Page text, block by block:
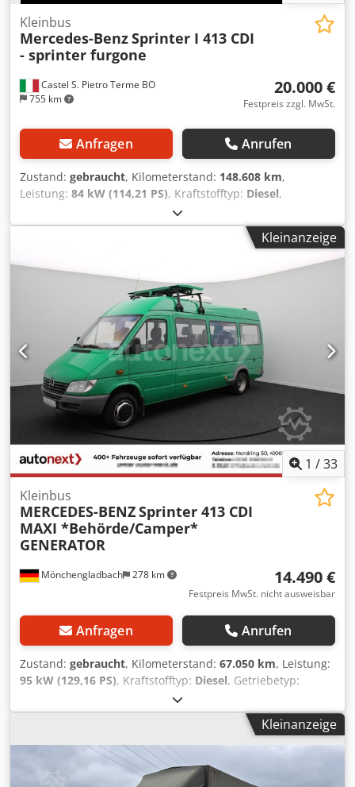
Castel S. Pietro Terme BO
755 km
Kleinbus
Mercedes-BenzSprinter I 413 CDI
- sprinter furgone
20.000 €
Festpreis zzgl. MwSt.
Anfragen Anrufen
Zustand: gebraucht, Kilometerstand: 148.608 km,
Leistung: 84 kW (114,21 PS), Kraftstofftyp: Diesel,
, maximales Ladegewicht:
kg, Erstzulassung:03/2023, Emissionsklasse:Euro6, Für
Kleinanzeige
1 /33
Mönchengladbach 278 km
Kleinbus
MERCEDES-BENZSprinter 413 CDI
MAXI *Behörde/Camper*
GENERATOR
14.490 €
Festpreis MwSt. nicht ausweisbar
Anfragen Anrufen
Zustand: gebraucht, Kilometerstand: 67.050 km, Leistung:
95 kW (129,16 PS), Kraftstofftyp: Diesel, Getriebetyp:
, Erstzulassung:10/2002
der Sitzplätze:6, Ausstattung:ABS, Elektronisches
Stabilitätsprogramm (ESP), Klimaanlage, Standheizung,
Zentralverriegelung, Interne Fahrzeugnr.: 0739BX ----
Warum autonext? Über 400 sofort verfügbare Pkw &
Nutzfahrzeuge Eine der größten Fahrzeugausstellungen in
Kleinanzeige